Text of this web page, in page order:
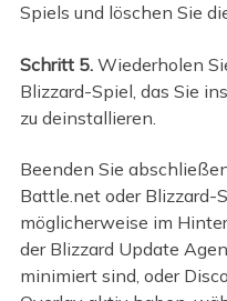
Spiels und löschen Sie
Schritt 5.Wiederholen
Blizzard-Spiel, das Sie
zu deinstallieren.
Beenden Sie
Battle.net oder Blizzard-
möglicherweise im
der Blizzard Update
minimiert sind, oder